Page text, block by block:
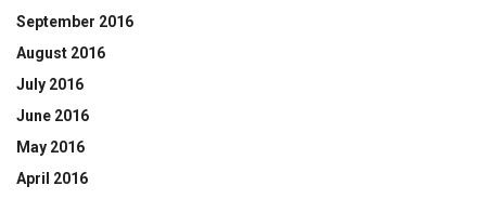
September 2016
August 2016
July 2016
June 2016
May 2016
April 2016